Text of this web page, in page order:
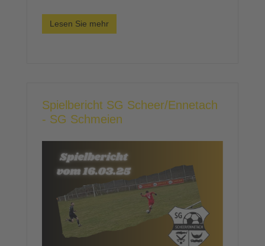
Lesen Sie mehr
Spielbericht SG Scheer/Ennetach
- SG Schmeien